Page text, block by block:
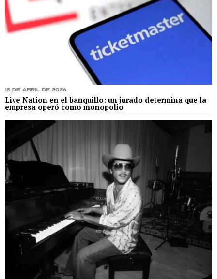
15 de abril de 2026
Live Nation en el banquillo: un jurado determina que la
empresa operó como monopolio